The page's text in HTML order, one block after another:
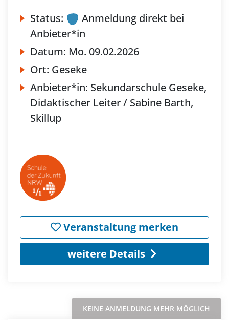
Status:
Anmeldung direkt bei
Anbieter*in
Datum: Mo. 09.02.2026
Ort: Geseke
Anbieter*in: Sekundarschule Geseke,
Didaktischer Leiter / Sabine Barth,
Skillup
Veranstaltung merken
weitere Details
KEINE ANMELDUNG MEHR MÖGLICH